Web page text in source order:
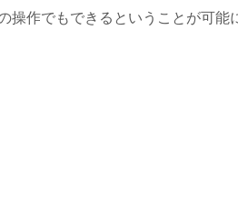
作でもできるということが可能